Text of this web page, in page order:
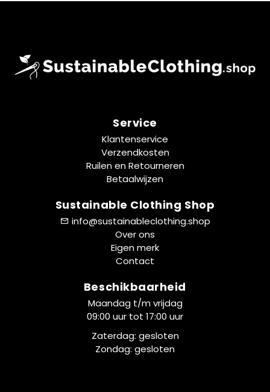
Service
Klantenservice
Verzendkosten
Ruilen en Retourneren
Betaalwijzen
Sustainable Clothing Shop
info@sustainableclothing.shop
Over ons
Eigen merk
Contact
Beschikbaarheid
Maandag t/m vrijdag
09:00 uur tot 17:00 uur
Zaterdag: gesloten
Zondag: gesloten